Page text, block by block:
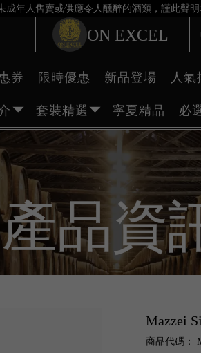
年人售賣或供應令人醺醉的酒類，謹此聲
ON EXCEL
券 限時優惠 新品登場 人氣
套裝精選 寧夏精品 必
產品資
Mazzei
商品代碼：